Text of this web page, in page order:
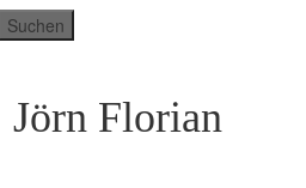
Jörn Florian